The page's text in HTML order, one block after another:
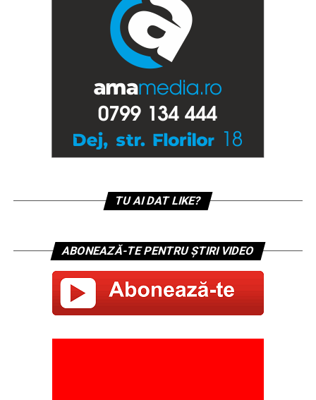
TU AI DAT LIKE?
ABONEAZĂ-TE PENTRU ȘTIRI VIDEO